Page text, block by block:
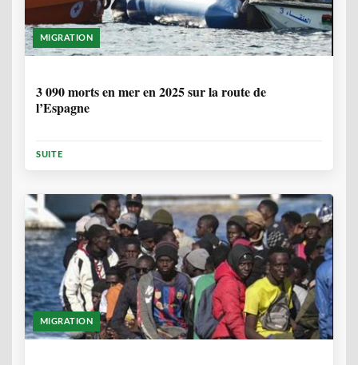
MIGRATION
3 090 morts en mer en 2025 sur la route de
l’Espagne
SUITE
MIGRATION